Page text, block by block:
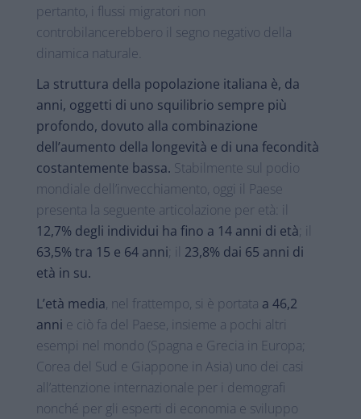
pertanto, i flussi migratori non
controbilancerebbero il segno negativo della
dinamica naturale.
La struttura della popolazione italiana è, da
anni, oggetti di uno squilibrio sempre più
profondo, dovuto alla combinazione
dell’aumento della longevità e di una fecondità
costantemente bassa. Stabilmente sul podio
mondiale dell’invecchiamento, oggi il Paese
presenta la seguente articolazione per età: il
12,7% degli individui ha fino a 14 anni di età; il
63,5% tra 15 e 64 anni; il 23,8% dai 65 anni di
età in su.
L’età media, nel frattempo, si è portata a 46,2
anni e ciò fa del Paese, insieme a pochi altri
esempi nel mondo (Spagna e Grecia in Europa;
Corea del Sud e Giappone in Asia) uno dei casi
all’attenzione internazionale per i demografi
nonché per gli esperti di economia e sviluppo